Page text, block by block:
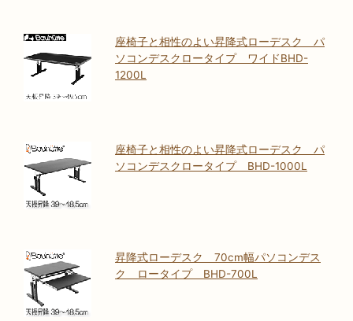
座椅子と相性のよい昇降式ローデスク パ
ソコンデスクロータイプ ワイドBHD-
1200L
座椅子と相性のよい昇降式ローデスク パ
ソコンデスクロータイプ BHD-1000L
昇降式ローデスク 70cm幅パソコンデス
ク ロータイプ BHD-700L